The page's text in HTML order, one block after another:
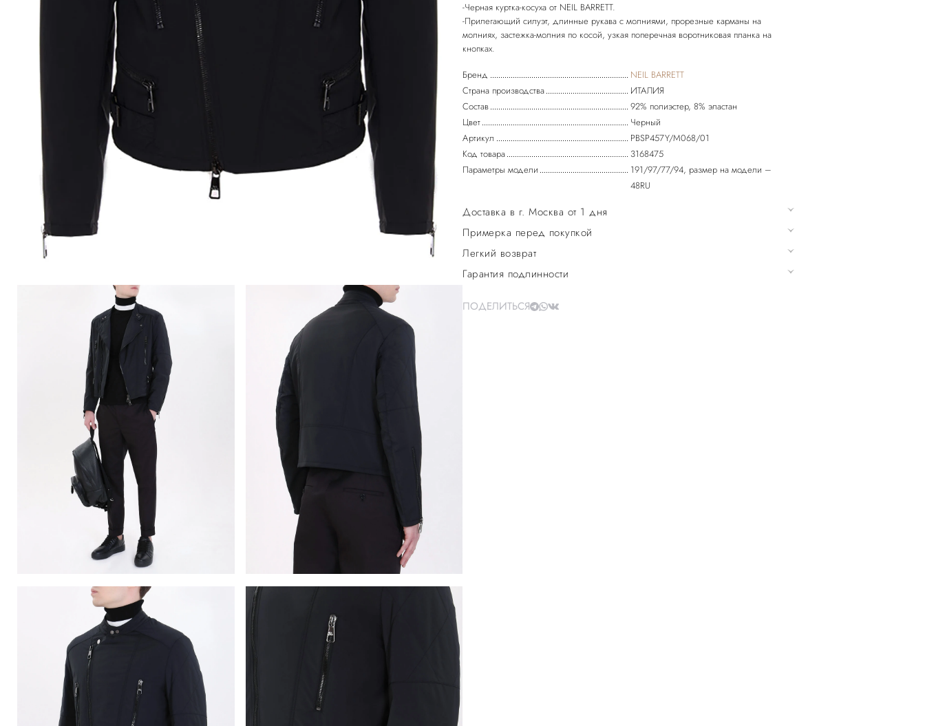
-Черная куртка-косуха от NEIL BARRETT.
-Прилегающий силуэт, длинные рукава с молниями, прорезные карманы на
молниях, застежка-молния по косой, узкая поперечная воротниковая планка на
кнопках.
Бренд
NEIL BARRETT
Страна производства
ИТАЛИЯ
Состав
92% полиэстер, 8% эластан
Цвет
Черный
Артикул
PBSP457Y/M068/01
Код товара
3168475
Параметры модели
191/97/77/94, размер на модели –
48RU
Доставка в г. Москва от 1 дня
Примерка перед покупкой
Легкий возврат
Гарантия подлинности
ПОДЕЛИТЬСЯ